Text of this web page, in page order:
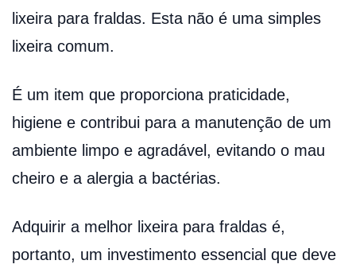
lixeira para fraldas. Esta não é uma simples
lixeira comum.
É um item que proporciona praticidade,
higiene e contribui para a manutenção de um
ambiente limpo e agradável, evitando o mau
cheiro e a alergia a bactérias.
Adquirir a melhor lixeira para fraldas é,
portanto, um investimento essencial que deve